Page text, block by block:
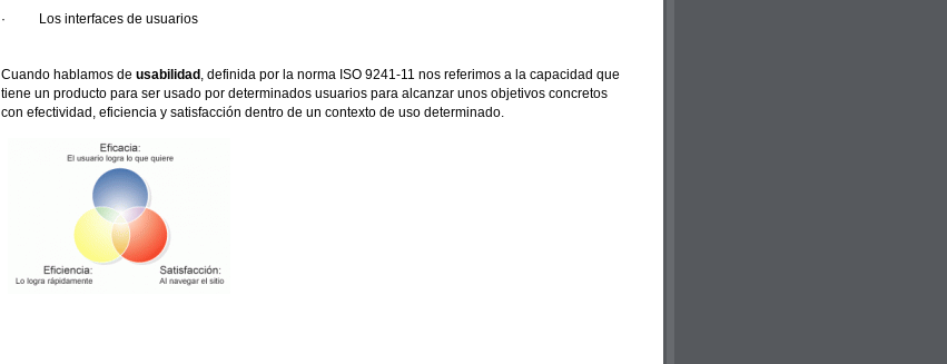
·
Los interfaces de usuarios
Cuando hablamos de usabilidad , definida por la norma ISO 9241-11 nos referimos a la capacidad que
tiene un producto para ser usado por determinados usuarios para alcanzar unos objetivos concretos
con efectividad, eficiencia y satisfacción dentro de un contexto de uso determinado.